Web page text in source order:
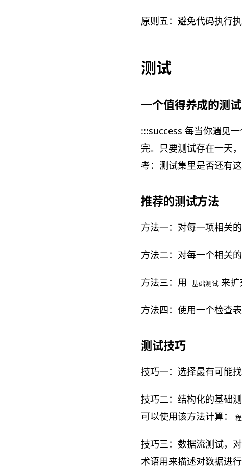
原则五：避免代码执行
测试
一个值得养成的测
:::success 每当你遇见
完。只要测试存在一天
考：测试集里是否还有
推荐的测试方法
方法一：对每一项相关
方法二：对每一个相关
方法三：用 基础测试 来扩
方法四：使用一个检查
测试技巧
技巧一：选择最有可能
技巧二：结构化的基础
可以使用该方法计算：
技巧三：数据流测试，
术语用来描述对数据进